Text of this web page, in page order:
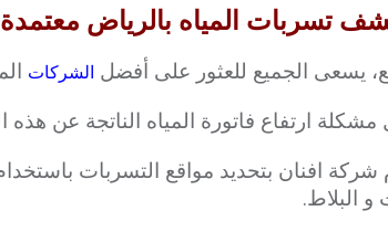
المياه بالرياض معتمدة 0553445129
يسعى الجميع للعثور على أفضل الشركات
ارتفاع فاتورة المياه الناتجة عن
شركة افنان بتحديد مواقع التسربات
و البلاط.